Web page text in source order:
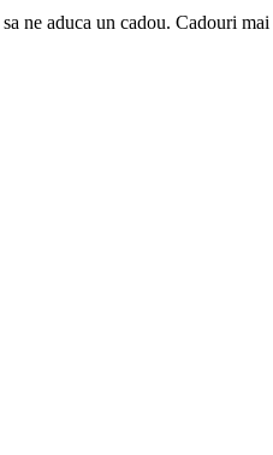
ne aduca un cadou. Cadouri